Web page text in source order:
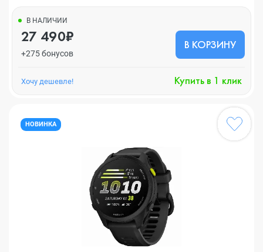
В НАЛИЧИИ
27 490₽
+275 бонусов
В КОРЗИНУ
Хочу дешевле! Купить в 1 клик
НОВИНКА